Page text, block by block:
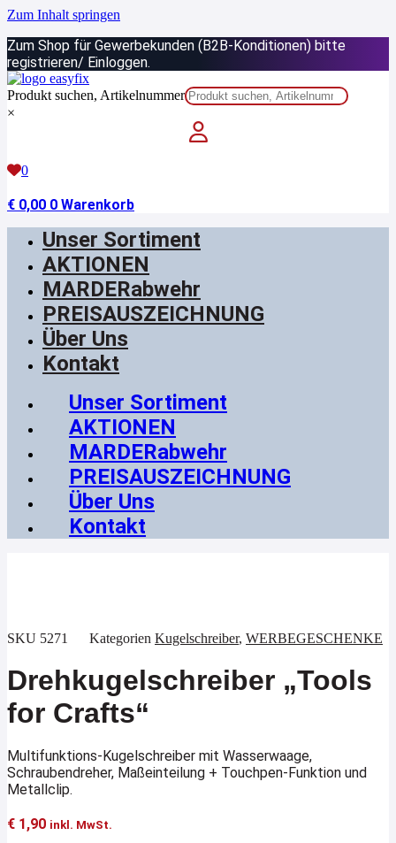
Zum Inhalt springen
Zum Shop für Gewerbekunden (B2B-Konditionen) bitte
registrieren/ Einloggen.
Produkt suchen, Artikelnummer
×
0
€ 0,00 0 Warenkorb
Unser Sortiment
AKTIONEN
MARDERabwehr
PREISAUSZEICHNUNG
Über Uns
Kontakt
Unser Sortiment
AKTIONEN
MARDERabwehr
PREISAUSZEICHNUNG
Über Uns
Kontakt
SKU 5271 Kategorien Kugelschreiber, WERBEGESCHENKE
Drehkugelschreiber „Tools
for Crafts“
Multifunktions-Kugelschreiber mit Wasserwaage,
Schraubendreher, Maßeinteilung + Touchpen-Funktion und
Metallclip.
€ 1,90 inkl. MwSt.